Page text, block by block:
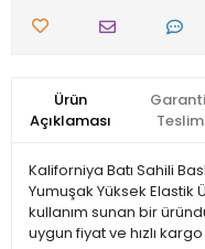
Ürün
Açıklaması
Kaliforniya Batı Sahili
Yumuşak Yüksek
kullanım sunan bir
uygun fiyat ve hızlı